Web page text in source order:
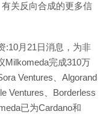
关反向合成的更多信
:10月21日消息，为非
Milkomeda完成310万
Ventures、Algorand
Ventures、Borderless
已为Cardano和